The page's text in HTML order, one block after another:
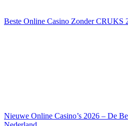
Beste Online Casino Zonder CRUKS
Nieuwe Online Casino’s 2026 – De